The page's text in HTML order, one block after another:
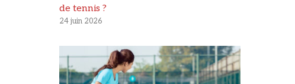
de tennis ?
24 juin 2026